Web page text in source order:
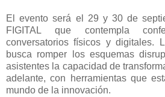
El evento será el 29 y 30 de
FIGITAL que contempla
conversatorios físicos y digitales.
busca romper los esquemas
asistentes la capacidad de
adelante, con herramientas que
mundo de la innovación.